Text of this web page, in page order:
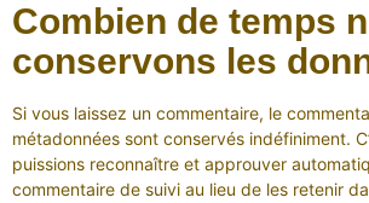
Combien de temps
conservons les
Si vous laissez un commentaire, le
métadonnées sont conservés indéfiniment.
puissions reconnaître et approuver
commentaire de suivi au lieu de les retenir